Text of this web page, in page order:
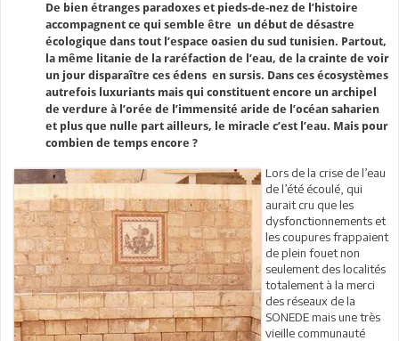
De bien étranges paradoxes et pieds-de-nez de l’histoire
accompagnent ce qui semble être un début de désastre
écologique dans tout l’espace oasien du sud tunisien. Partout,
la même litanie de la raréfaction de l’eau, de la crainte de voir
un jour disparaître ces édens en sursis. Dans ces écosystèmes
autrefois luxuriants mais qui constituent encore un archipel
de verdure à l’orée de l’immensité aride de l’océan saharien
et plus que nulle part ailleurs, le miracle c’est l’eau. Mais pour
combien de temps encore ?
Lors de la crise de l’eau
de l’été écoulé, qui
aurait cru que les
dysfonctionnements et
les coupures frappaient
de plein fouet non
seulement des localités
totalement à la merci
des réseaux de la
SONEDE mais une très
vieille communauté